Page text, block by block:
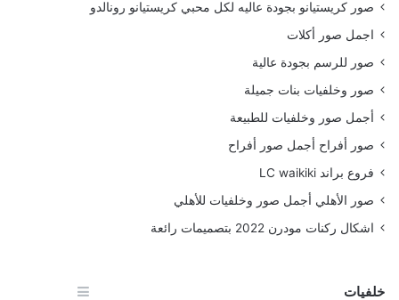
صور كريستيانو بجودة عاليه لكل محبي كريستيانو رونالدو
اجمل صور أكلات
صور للرسم بجودة عالية
صور وخلفيات بنات جميلة
أجمل صور وخلفيات للطبيعة
صور أفراح أجمل صور أفراح
فروع براند LC waikiki
صور الأهلي أجمل صور وخلفيات للأهلي
اشكال ركنات مودرن 2022 بتصميمات رائعة
خلفيات